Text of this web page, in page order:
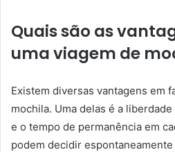
Quais são as
uma viagem de
Existem diversas vantagens em
mochila. Uma delas é a
e o tempo de permanência em
podem decidir